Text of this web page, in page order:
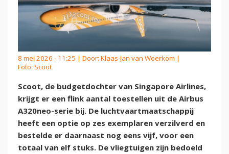
8 mei 2026 - 11:25 | Door: Klaas-Jan van Woerkom |
Foto: Scoot
Scoot, de budgetdochter van Singapore Airlines,
krijgt er een flink aantal toestellen uit de Airbus
A320neo-serie bij. De luchtvaartmaatschappij
heeft een optie op zes exemplaren verzilverd en
bestelde er daarnaast nog eens vijf, voor een
totaal van elf stuks. De vliegtuigen zijn bedoeld